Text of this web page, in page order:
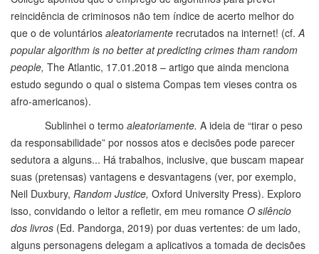
reincidência de criminosos não tem índice de acerto melhor do
que o de voluntários aleatoriamente recrutados na internet! (cf.A
popular algorithm is no better at predicting crimes tham random
people, The Atlantic, 17.01.2018 – artigo que ainda menciona
estudo segundo o qual o sistema Compas tem vieses contra os
afro-americanos).
Sublinhei o termo aleatoriamente. A ideia de “tirar o peso
da responsabilidade” por nossos atos e decisões pode parecer
sedutora a alguns... Há trabalhos, inclusive, que buscam mapear
suas (pretensas) vantagens e desvantagens (ver, por exemplo,
Neil Duxbury, Random Justice, Oxford University Press). Exploro
isso, convidando o leitor a refletir, em meu romance O silêncio
dos livros (Ed. Pandorga, 2019) por duas vertentes: de um lado,
alguns personagens delegam a aplicativos a tomada de decisões